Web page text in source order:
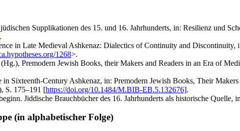
Supplikationen des 15. und 16. Jahrhunderts, in: Resilienz und
.
in Late Medieval Ashkenaz: Dialectics of Continuity and
1268>.
(Hg.), Premodern Jewish Books, their Makers and Readers in an Era of
Sixteenth-Century Ashkenaz, in: Premodern Jewish Books, Their
S. 175–191 [https://doi.org/10.1484/M.BIB-EB.5.132676].
Jiddische Brauchbücher des 16. Jahrhunderts als historische Quelle,
(in alphabetischer Folge)